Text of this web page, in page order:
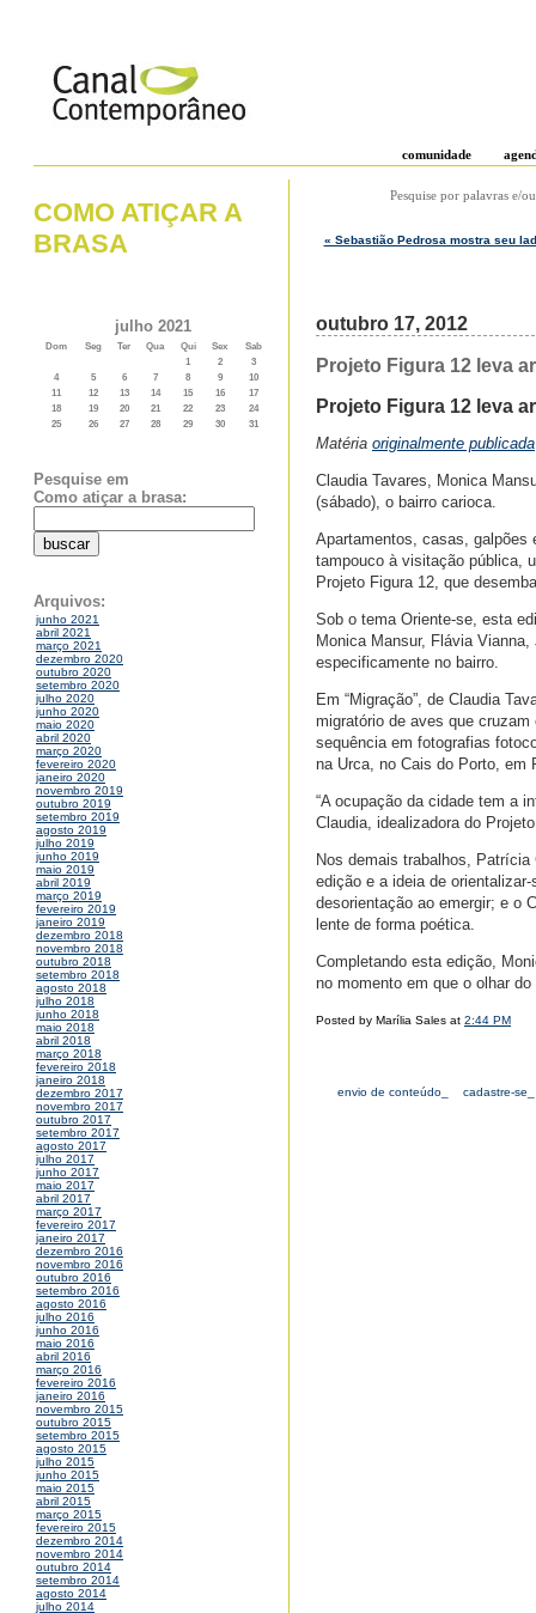
comunidade
COMO ATIÇAR A
BRASA
julho 2021
Dom Seg Ter Qua Qui Sex
Sab
1
2
3
4
5 6 7 8 9
10
11
12 13 14 15 16
17
18
19 20 21 22 23
24
25
26 27 28 29 30 31
Pesquise em
Como atiçar a brasa:
Arquivos:
junho 2021
abril 2021
março 2021
dezembro 2020
outubro 2020
setembro 2020
julho 2020
junho 2020
maio 2020
abril 2020
março 2020
fevereiro 2020
janeiro 2020
novembro 2019
outubro 2019
setembro 2019
agosto 2019
julho 2019
junho 2019
maio 2019
abril 2019
março 2019
fevereiro 2019
janeiro 2019
dezembro 2018
novembro 2018
outubro 2018
setembro 2018
agosto 2018
julho 2018
junho 2018
maio 2018
abril 2018
março 2018
fevereiro 2018
janeiro 2018
dezembro 2017
novembro 2017
outubro 2017
setembro 2017
agosto 2017
julho 2017
junho 2017
maio 2017
abril 2017
março 2017
fevereiro 2017
janeiro 2017
dezembro 2016
novembro 2016
outubro 2016
setembro 2016
agosto 2016
julho 2016
junho 2016
maio 2016
abril 2016
março 2016
fevereiro 2016
janeiro 2016
novembro 2015
outubro 2015
setembro 2015
agosto 2015
julho 2015
junho 2015
maio 2015
abril 2015
março 2015
fevereiro 2015
dezembro 2014
novembro 2014
outubro 2014
setembro 2014
agosto 2014
julho 2014
Pesquise por palavras e/
« Sebastião Pedrosa mostra seu
outubro 17, 2012
Projeto Figura 12 leva
Projeto Figura 12 leva
Matéria originalmente publicada
Claudia Tavares, Monica
(sábado), o bairro carioca.
Apartamentos, casas, galpões
tampouco à visitação pública,
Projeto Figura 12, que
Sob o tema Oriente-se, esta
Monica Mansur, Flávia
especificamente no bairro.
Em “Migração”, de Claudia
migratório de aves que
sequência em fotografias
na Urca, no Cais do Porto, em
“A ocupação da cidade tem a
Claudia, idealizadora do
Nos demais trabalhos,
edição e a ideia de
desorientação ao emergir; e o
lente de forma poética.
Completando esta edição,
no momento em que o olhar
Posted by Marília Sales at 2:44 PM
envio de conteúdo_ cadastre-se_